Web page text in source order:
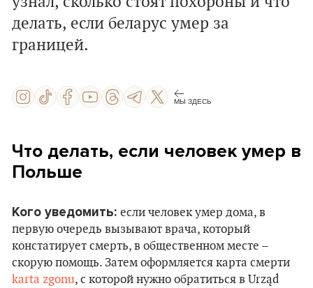
делать, если беларус умер за
границей.
МЫ ЗДЕСЬ
Что делать, если человек умер в
Польше
Кого уведомить: если человек умер дома, в
первую очередь вызывают врача, который
констатирует смерть, в общественном месте –
скорую помощь. Затем оформляется карта смерти
karta zgonu, с которой нужно обратиться в Urząd